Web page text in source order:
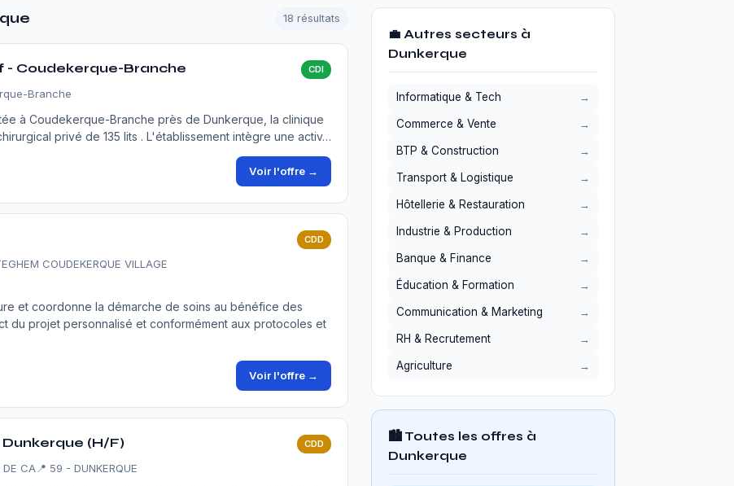
18 résultats
Coudekerque-Branche CDI
Branche
à Coudekerque-Branche près de Dunkerque, la clinique
privé de 135 lits . L'établissement intègre une activ…
Voir l'offre →
CDD
COUDEKERQUE VILLAGE
et coordonne la démarche de soins au bénéfice des
du projet personnalisé et conformément aux protocoles et
Voir l'offre →
(H/F) CDD
DE CA📍 59 - DUNKERQUE
💼 Autres secteurs à
Dunkerque
Informatique & Tech
Commerce & Vente
BTP & Construction
Transport & Logistique
Hôtellerie & Restauration
Industrie & Production
Banque & Finance
Éducation & Formation
Communication & Marketing
RH & Recrutement
Agriculture
🏙️ Toutes les offres à
Dunkerque